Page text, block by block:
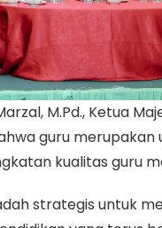
M.Pd., Ketua
guru
kualitas guru
strategis untuk